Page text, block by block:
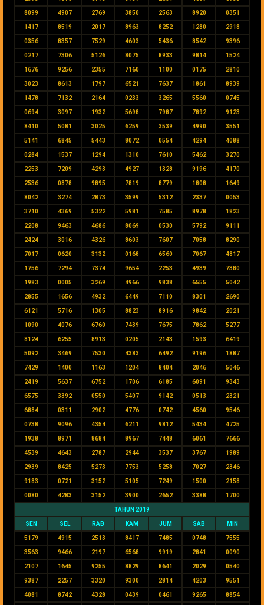
8099 4907 2769 3850 2563 8920 0351
1417 8519 2017 8963 8252 1280 2918
0356 8357 7529 4603 5436 8542 9396
0217 7306 5126 8075 8933 9814 1524
1676 9256 2355 7160 1100 0175 2810
3023 8613 1797 6521 7637 1861 8939
1478 7132 2164 0233 3265 5560 0745
0694 3097 1932 5698 7987 7892 9123
8410 5081 3025 6259 3539 4990 3551
5141 6845 5443 8072 0554 4294 4088
0284 1537 1294 1310 7610 5462 3270
2253 7209 4293 4927 1328 9196 4170
2536 0878 9895 7819 8779 1808 1649
8042 3274 2873 3599 5312 2337 0053
3710 4369 5322 5981 7585 8978 1823
2208 9463 4686 8069 0530 5792 9111
2424 3016 4326 8603 7607 7058 8290
7017 0620 3132 0168 6560 7067 4817
1756 7294 7374 9654 2253 4939 7380
1983 0005 3269 4966 9838 6555 5042
2855 1656 4932 6449 7110 8301 2690
6121 5716 1305 8823 8916 9842 2021
1090 4076 6760 7439 7675 7862 5277
8124 6255 8913 0205 2143 1593 6419
5092 3469 7530 4383 6492 9196 1887
7429 1400 1163 1204 8404 2046 5046
2419 5637 6752 1706 6185 6091 9343
6575 3392 0550 5407 9142 0513 2321
6884 0311 2902 4776 0742 4560 9546
0738 9096 4354 6211 9812 5434 4725
1938 8971 8684 8967 7448 6061 7666
4539 4643 2787 2944 3537 3767 1989
2939 8425 5273 7753 5258 7027 2346
9183 0721 3152 5105 7249 1500 2158
0080 4283 3152 3900 2652 3388 1700
TAHUN 2019
SEN SEL RAB KAM JUM SAB MIN
5179 4915 2513 8417 7485 0748 7555
3563 9466 2197 6568 9919 2841 0090
2107 1645 9255 8829 8641 2029 0540
9387 2257 3320 9300 2814 4203 9551
4081 8742 4328 0439 0461 9265 8854